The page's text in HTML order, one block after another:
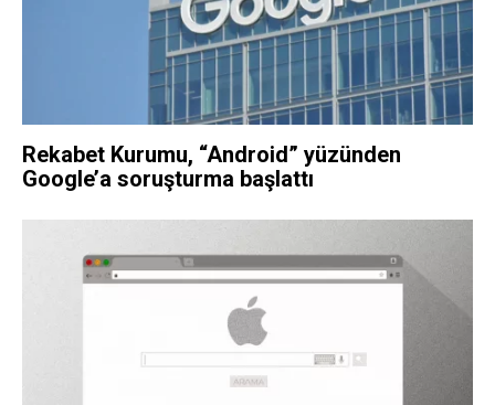
Rekabet Kurumu, “Android” yüzünden
Google’a soruşturma başlattı